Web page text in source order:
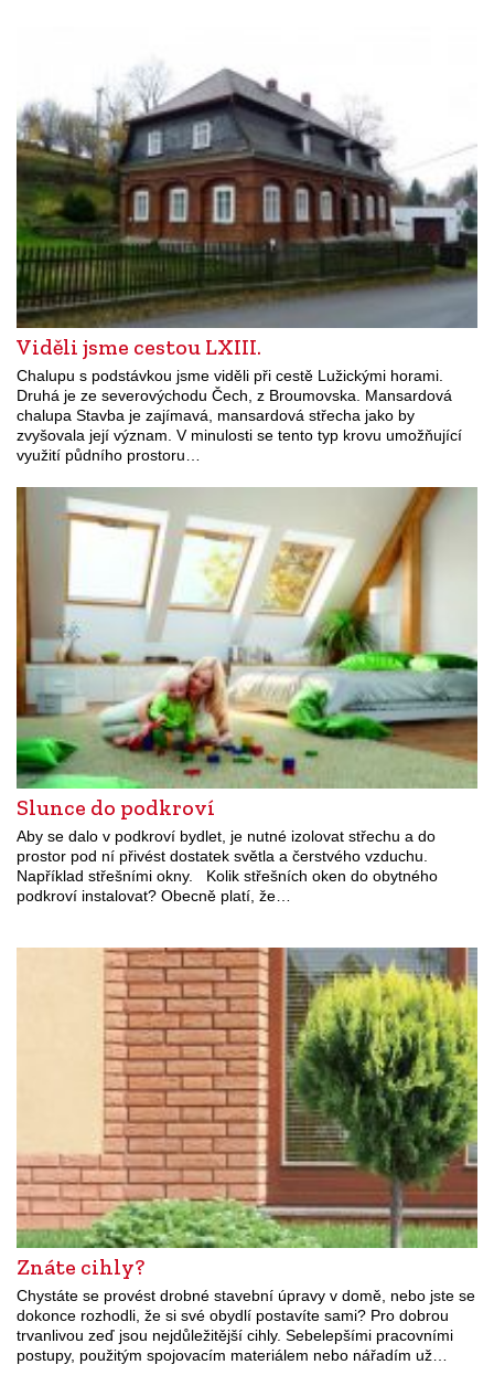
Viděli jsme cestou LXIII.
Chalupu s podstávkou jsme viděli při cestě Lužickými horami.
Druhá je ze severovýchodu Čech, z Broumovska. Mansardová
chalupa Stavba je zajímavá, mansardová střecha jako by
zvyšovala její význam. V minulosti se tento typ krovu umožňující
využití půdního prostoru…
Slunce do podkroví
Aby se dalo v podkroví bydlet, je nutné izolovat střechu a do
prostor pod ní přivést dostatek světla a čerstvého vzduchu.
Například střešními okny. Kolik střešních oken do obytného
podkroví instalovat? Obecně platí, že…
Znáte cihly?
Chystáte se provést drobné stavební úpravy v domě, nebo jste se
dokonce rozhodli, že si své obydlí postavíte sami? Pro dobrou
trvanlivou zeď jsou nejdůležitější cihly. Sebelepšími pracovními
postupy, použitým spojovacím materiálem nebo nářadím už…